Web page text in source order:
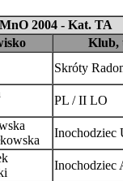
2004 - Kat. TA
Klub,
Skróty
PL / II LO
Inochodziec
Inochodziec